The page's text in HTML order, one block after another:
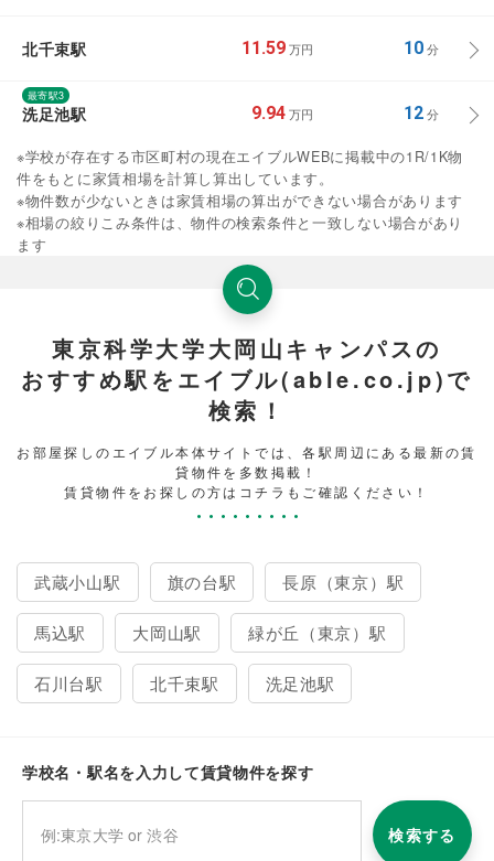
北千束駅 11.59 万円 10分
最寄駅3
洗足池駅 9.94 万円 12分
※学校が存在する市区町村の現在エイブルWEBに掲載中の1R/1K物
件をもとに家賃相場を計算し算出しています。
※物件数が少ないときは家賃相場の算出ができない場合があります
※相場の絞りこみ条件は、物件の検索条件と一致しない場合があり
ます
東京科学大学大岡山キャンパスの
おすすめ駅をエイブル(able.co.jp)で
検索！
お部屋探しのエイブル本体サイトでは、各駅周辺にある最新の賃
貸物件を多数掲載！
賃貸物件をお探しの方はコチラもご確認ください！
武蔵小山駅 旗の台駅 長原（東京）駅
馬込駅 大岡山駅 緑が丘（東京）駅
石川台駅 北千束駅 洗足池駅
学校名・駅名を入力して賃貸物件を探す
検索する